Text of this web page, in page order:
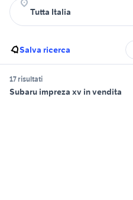
Salva ricerca
17 risultati
Subaru impreza xv in vendita